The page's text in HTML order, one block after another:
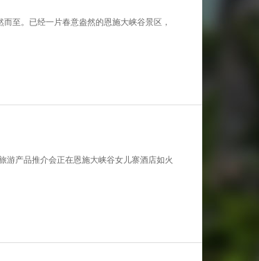
至。已经一片春意盎然的恩施大峡谷景区，
游产品推介会正在恩施大峡谷女儿寨酒店如火